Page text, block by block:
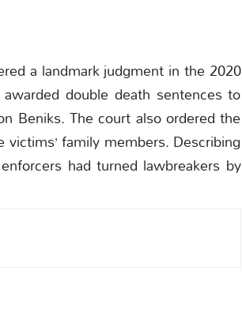
a landmark judgment in the 2020
double death sentences to
Beniks. The court also ordered the
family members. Describing
had turned lawbreakers by